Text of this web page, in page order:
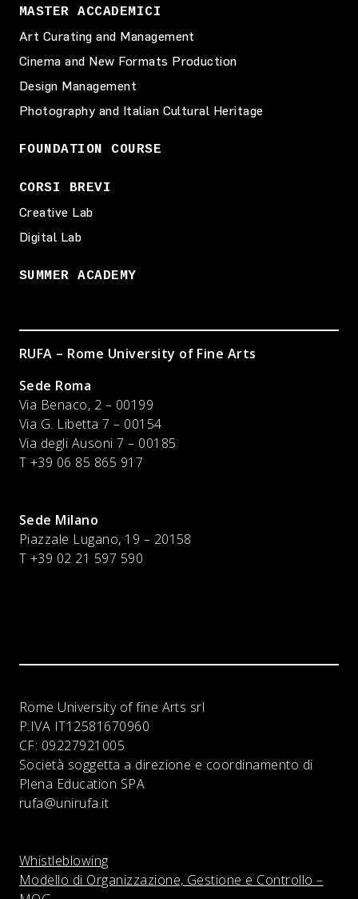
MASTER ACCADEMICI
Art Curating and Management
Cinema and New Formats Production
Design Management
Photography and Italian Cultural Heritage
FOUNDATION COURSE
CORSI BREVI
Creative Lab
Digital Lab
SUMMER ACADEMY
RUFA – Rome University of Fine Arts
Sede Roma
Via Benaco, 2 – 00199
Via G. Libetta 7 – 00154
Via degli Ausoni 7 – 00185
T +39 06 85 865 917
Sede Milano
Piazzale Lugano, 19 – 20158
T +39 02 21 597 590
Rome University of fine Arts srl
P:IVA IT12581670960
CF: 09227921005
Società soggetta a direzione e coordinamento di
Plena Education SPA
rufa@unirufa.it
Whistleblowing
Modello di Organizzazione, Gestione e Controllo –